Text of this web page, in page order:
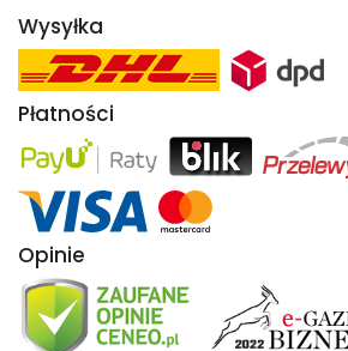
Wysyłka
Płatności
Opinie